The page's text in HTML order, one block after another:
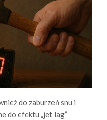
do zaburzeń snu i
do efektu „jet lag”